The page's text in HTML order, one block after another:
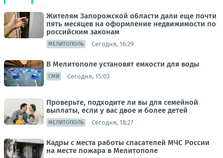
Жителям Запорожской области дали еще почти
пять месяцев на оформление недвижимости по
российским законам
МЕЛИТОПОЛЬ Сегодня, 16:29
В Мелитополе установят емкости для воды
СМИ Сегодня, 15:03
Проверьте, подходите ли вы для семейной
выплаты, если у вас двое и более детей
МЕЛИТОПОЛЬ Сегодня, 18:27
Кадры с места работы спасателей МЧС России
на месте пожара в Мелитополе